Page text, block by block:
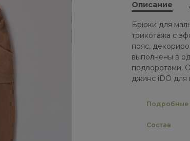
Описание
Брюки для
трикотажа с
пояс,
выполнены в
подворотами.
джинс iDO для
Подробные
Состав